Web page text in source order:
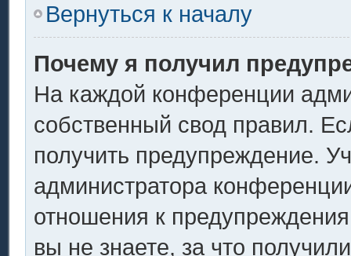
Вернуться к началу
Почему я получил
На каждой конференции
собственный свод правил.
получить предупреждение.
администратора
отношения к
вы не знаете, за что